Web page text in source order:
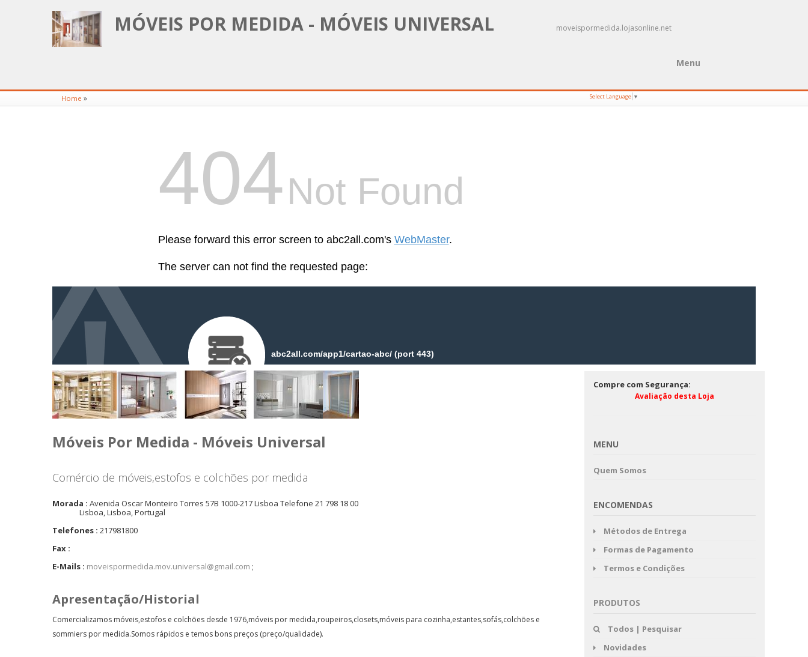
MÓVEIS POR MEDIDA - MÓVEIS UNIVERSAL moveispormedida.lojasonline.net
Menu
Home » Select Language ▼
Móveis Por Medida - Móveis Universal
Comércio de móveis,estofos e colchões por medida
Morada : Avenida Oscar Monteiro Torres 57B 1000-217 Lisboa Telefone 21 798 18 00
Lisboa, Lisboa, Portugal
Telefones : 217981800
Fax :
E-Mails : moveispormedida.mov.universal@gmail.com ;
Apresentação/Historial
Comercializamos móveis,estofos e colchões desde 1976,móveis por medida,roupeiros,closets,móveis para cozinha,estantes,sofás,colchões e
sommiers por medida.Somos rápidos e temos bons preços (preço/qualidade).
Compre com Segurança:
Avaliação desta Loja
MENU
Quem Somos
ENCOMENDAS
Métodos de Entrega
Formas de Pagamento
Termos e Condições
PRODUTOS
Todos | Pesquisar
Novidades